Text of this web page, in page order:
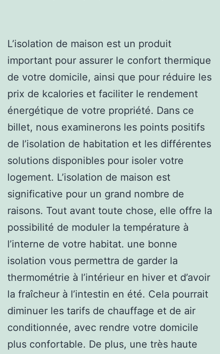
L’isolation de maison est un produit
important pour assurer le confort thermique
de votre domicile, ainsi que pour réduire les
prix de kcalories et faciliter le rendement
énergétique de votre propriété. Dans ce
billet, nous examinerons les points positifs
de l’isolation de habitation et les différentes
solutions disponibles pour isoler votre
logement. L’isolation de maison est
significative pour un grand nombre de
raisons. Tout avant toute chose, elle offre la
possibilité de moduler la température à
l’interne de votre habitat. une bonne
isolation vous permettra de garder la
thermométrie à l’intérieur en hiver et d’avoir
la fraîcheur à l’intestin en été. Cela pourrait
diminuer les tarifs de chauffage et de air
conditionnée, avec rendre votre domicile
plus confortable. De plus, une très haute